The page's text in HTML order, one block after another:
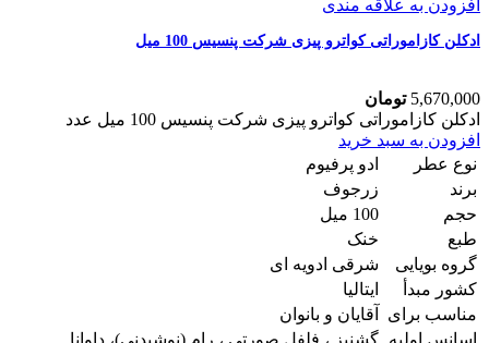
افزودن به علاقه مندی
ادکلن کازاموراتی کواترو پیزی شرکت پنسیس 100 میل
5,670,000 تومان
ادکلن کازاموراتی کواترو پیزی شرکت پنسیس 100 میل عدد
افزودن به سبد خرید
نوع عطر
ادو پرفیوم
برند
زرجوف
حجم
100 میل
طبع
خنک
گروه بویایی
شرقی ادویه ای
کشور مبدأ
ایتالیا
مناسب برای
آقایان و بانوان
اسانس اولیه گشنیز ، فلفل صورتی ، رام (نوشیدنی)، داوانا